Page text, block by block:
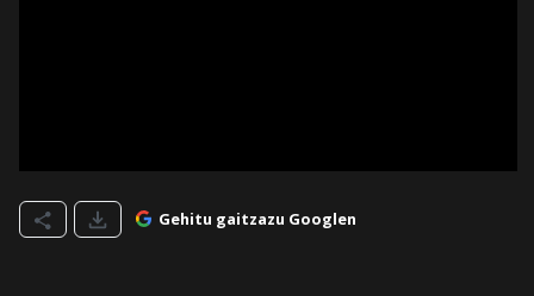
Gehitu gaitzazu Googlen